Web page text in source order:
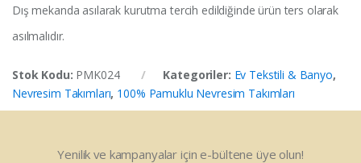
Dış mekanda asılarak kurutma tercih edildiğinde ürün ters olarak
asılmalıdır.
Stok Kodu: PMK024 Kategoriler: Ev Tekstili & Banyo,
Nevresim Takımları, 100% Pamuklu Nevresim Takımları
Yenilik ve kampanyalar için e-bültene üye olun!